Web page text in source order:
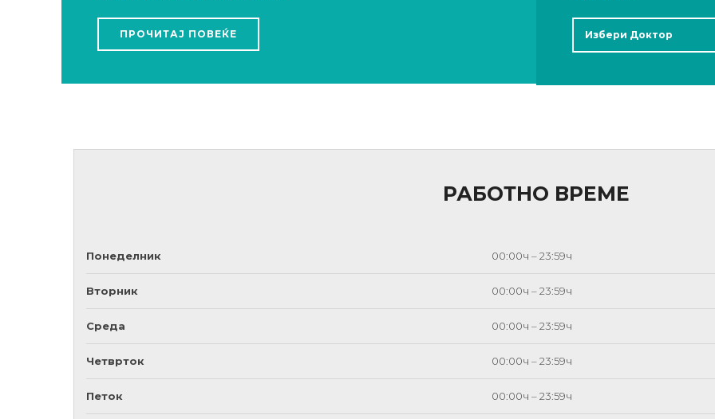
ПРОЧИТАЈ ПОВЕЌЕ Избери Доктор
РАБОТНО ВРЕМЕ
Понеделник 00:00ч – 23:59ч
Вторник 00:00ч – 23:59ч
Среда 00:00ч – 23:59ч
Четврток 00:00ч – 23:59ч
Петок 00:00ч – 23:59ч